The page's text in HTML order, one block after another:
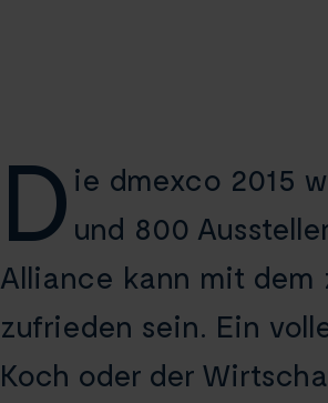
D ie dmexco 2015
und 800
Alliance kann mit dem
zufrieden sein. Ein
Koch oder der